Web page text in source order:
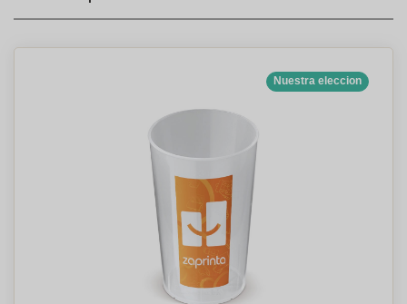
Nuestra eleccion